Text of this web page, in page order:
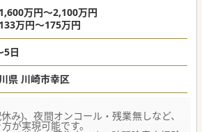
万円～2,100万円
万円～175万円
5日
神奈川県 川崎市幸区
み)、夜間オンコール・残業無しなど、
が実現可能です。